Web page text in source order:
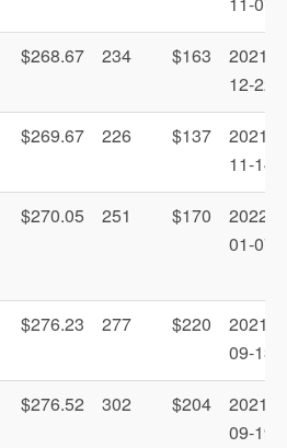
$268.67 234 $163
2021-
12-22
$269.67 226 $137
2021-
11-14
$270.05 251 $170
2022-
01-07
$276.23 277 $220
2021-
09-13
$276.52 302 $204
2021-
09-19